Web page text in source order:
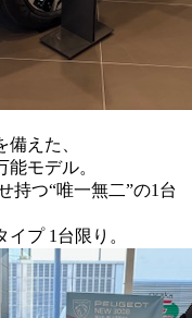
えた、
モデル。
持つ“唯一無二”の1台
プ 1台限り。